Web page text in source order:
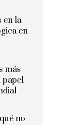
en la
en
más
papel
no